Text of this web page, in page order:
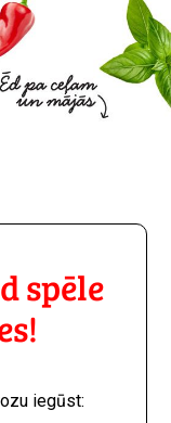
spēle
iegūst: